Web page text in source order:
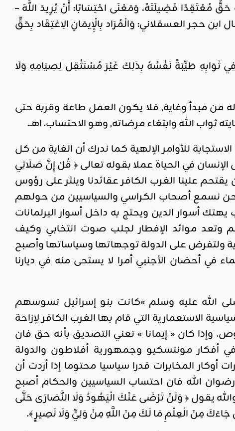
مُعْتَقِدًا فَضِيلَتَهُ، وَمَعْنَى احْتِسَابًا: أَنْ يُرِيدَ اللَّهَ –
حجر العسقلاني: وَالْمُرَاد بِالْإِيمَانِ الِاعْتِقَاد بِحَقِّ
ثَوَابِهِ طَيِّبَةً نَفْسُهُ بِذَلِكَ غَيْرَ مُسْتَثْقِل لِصِيَامِهِ وَلَا
من مبدأ وغاية, فلا يكون العمل طاعة وقربة حتى
الله وابتغاء مرضاته, وهو الاحتساب. اهــ.
للأوامر الإلهية كما ندرك أن الغاية من كل
في الحياة عملا بقوله تعالى ﴿ قُلْ إِنَّ صَلَاتِي
علينا الغرب الكافر عقائدنا وينثر على رؤوس
نحن نسمع أصحاب الكراسي والسياسيين من حولهم
أسوار الدين ويحتج به داخل أسوار البرلمانات
وتعد موائد الإفطار لجلب صوت انتخابي وكيف
ولتفرض على الدولة توجهاتها وسياساتها وأصبح
في أحضان الأجنبي أمرا لا يستحى منه في ديارنا
الله عليه وسلم »كانت بنو إسرائيل تسوسهم
الاستعمارية التي قام بها الغرب الكافر لإزاحة
وإذا كان « إيمانا » تعني التصديق بأنه حق فان
أفكار مونتسكيو وجمهورية أفلاطون والدولة
أوكار المخابرات قدرا سياسيا محتوما إذا أردت أن
الله فان احتساب السياسيين والحكام أصبح
يقول ﴿ وَلَنْ تَرْضَى عَنْكَ الْيَهُودُ وَلَا النَّصَارَى حَتَّى
مِنَ الْعِلْمِ مَا لَكَ مِنَ اللَّهِ مِنْ وَلِيٍّ وَلَا نَصِيرٍ ﴾.